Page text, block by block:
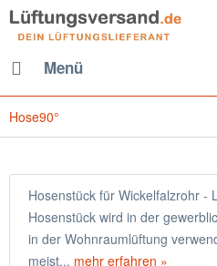
Menü
Hose90°
Hosenstück für Wickelfalzrohr -
Hosenstück wird in der
in der Wohnraumlüftung
meist... mehr erfahren »